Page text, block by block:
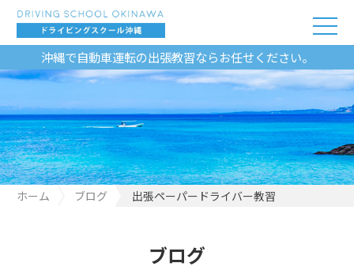
沖縄で自動車運転の出張教習ならお任せください。
ホーム ブログ 出張ペーパードライバー教習
ブログ